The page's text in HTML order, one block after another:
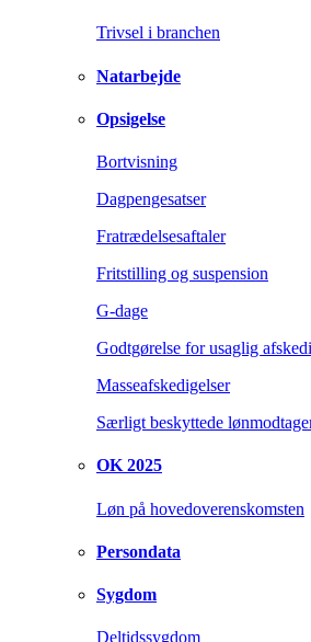
Trivsel i branchen
Natarbejde
Opsigelse
Bortvisning
Dagpengesatser
Fratrædelsesaftaler
Fritstilling og suspension
G-dage
Godtgørelse for usaglig
Masseafskedigelser
Særligt beskyttede
OK 2025
Løn på hovedoverenskomsten
Persondata
Sygdom
Deltidssygdom